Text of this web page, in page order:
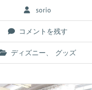
sorio
コメントを残す
ディズニー、 グッズ